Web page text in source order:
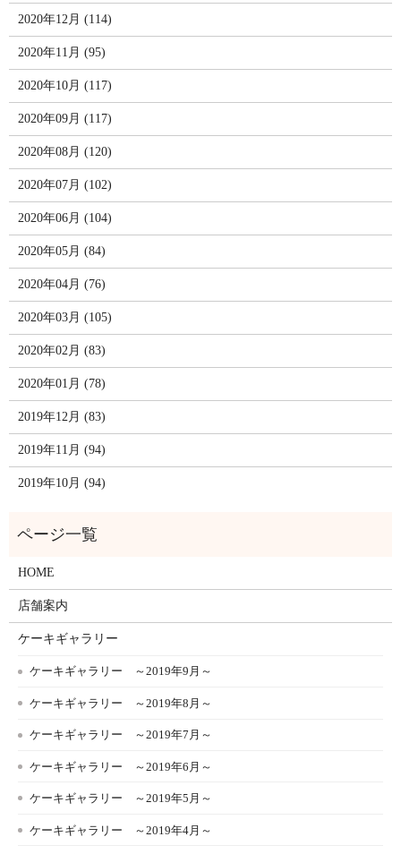
2020年12月 (114)
2020年11月 (95)
2020年10月 (117)
2020年09月 (117)
2020年08月 (120)
2020年07月 (102)
2020年06月 (104)
2020年05月 (84)
2020年04月 (76)
2020年03月 (105)
2020年02月 (83)
2020年01月 (78)
2019年12月 (83)
2019年11月 (94)
2019年10月 (94)
HOME
店舗案内
ケーキギャラリー
ケーキギャラリー ～2019年9月～
ケーキギャラリー ～2019年8月～
ケーキギャラリー ～2019年7月～
ケーキギャラリー ～2019年6月～
ケーキギャラリー ～2019年5月～
ケーキギャラリー ～2019年4月～